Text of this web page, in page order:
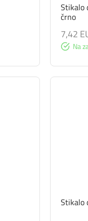
Stikalo
črno
Na
7,42
Stikalo